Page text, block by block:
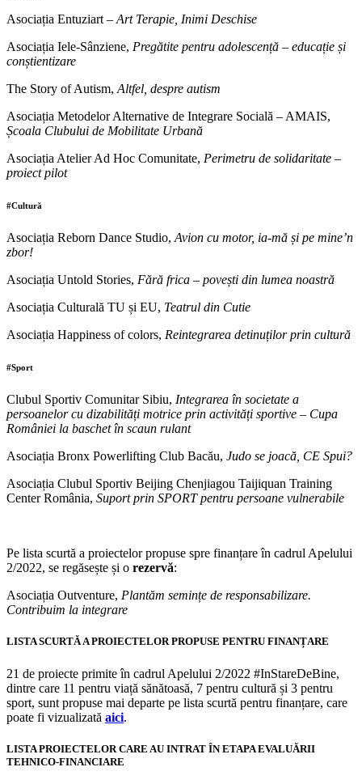
Asociația Entuziart – Art Terapie, Inimi Deschise
Asociația Iele-Sânziene, Pregătite pentru adolescență – educație și
conștientizare
The Story of Autism, Altfel, despre autism
Asociația Metodelor Alternative de Integrare Socială – AMAIS,
Școala Clubului de Mobilitate Urbană
Asociația Atelier Ad Hoc Comunitate, Perimetru de solidaritate –
proiect pilot
#Cultură
Asociația Reborn Dance Studio, Avion cu motor, ia-mă și pe mine’n
zbor!
Asociația Untold Stories, Fără frica – povești din lumea noastră
Asociația Culturală TU și EU, Teatrul din Cutie
Asociația Happiness of colors, Reintegrarea detinuților prin cultură
#Sport
Clubul Sportiv Comunitar Sibiu, Integrarea în societate a
persoanelor cu dizabilități motrice prin activități sportive – Cupa
României la baschet în scaun rulant
Asociația Bronx Powerlifting Club Bacău, Judo se joacă, CE Spui?
Asociația Clubul Sportiv Beijing Chenjiagou Taijiquan Training
Center România, Suport prin SPORT pentru persoane vulnerabile
Pe lista scurtă a proiectelor propuse spre finanțare în cadrul Apelului
2/2022, se regăsește și o rezervă:
Asociația Outventure, Plantăm semințe de responsabilizare.
Contribuim la integrare
LISTA SCURTĂ A PROIECTELOR PROPUSE PENTRU FINANȚARE
21 de proiecte primite în cadrul Apelului 2/2022 #InStareDeBine,
dintre care 11 pentru viață sănătoasă, 7 pentru cultură și 3 pentru
sport, sunt propuse mai departe pe lista scurtă pentru finanțare, care
poate fi vizualizată aici.
LISTA PROIECTELOR CARE AU INTRAT ÎN ETAPA EVALUĂRII
TEHNICO-FINANCIARE